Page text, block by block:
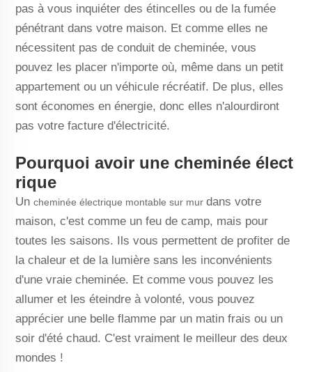
pas à vous inquiéter des étincelles ou de la fumée
pénétrant dans votre maison. Et comme elles ne
nécessitent pas de conduit de cheminée, vous
pouvez les placer n'importe où, même dans un petit
appartement ou un véhicule récréatif. De plus, elles
sont économes en énergie, donc elles n'alourdiront
pas votre facture d'électricité.
Pourquoi avoir une cheminée élect
rique
Un cheminée électrique montable sur mur dans votre
maison, c'est comme un feu de camp, mais pour
toutes les saisons. Ils vous permettent de profiter de
la chaleur et de la lumière sans les inconvénients
d'une vraie cheminée. Et comme vous pouvez les
allumer et les éteindre à volonté, vous pouvez
apprécier une belle flamme par un matin frais ou un
soir d'été chaud. C'est vraiment le meilleur des deux
mondes !